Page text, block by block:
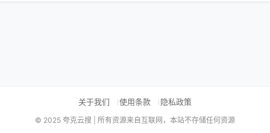
关于我们 使用条款 隐私政策
© 2025 夸克云搜 | 所有资源来自互联网，本站不存储任何资源